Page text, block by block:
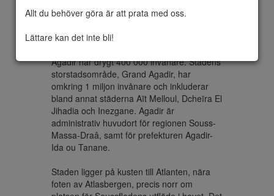
Allt du behöver göra är att prata med oss.
Lättare kan det inte bli!
Återuppbyggnaden bidrog till att locka till sig
turistnäring.
Agadir har drygt 400 000 invånare. Stadens
storstadsområde, Grand Agadir, har
omkring 1 miljon invånare och inkluderar
bland annat städerna Aït Melloul, Dcheïra El
Jihadia och Inezgane. Agadir är
administrativ huvudort för regionen Souss-
Massa-Draâ, samt för prefekturen Agadir-
Ida ou Tanane.
Staden ligger på kusten till Atlanten, nära
foten av Atlasbergen, precis norr om